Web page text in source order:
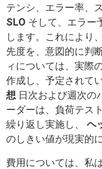
テンシ、エラー率、
SLO そして、エラー
します。これにより
先度を、意図的に判
ィについては、実際
作成し、予定されて
想 日次および週次の
ーダーは、負荷テス
繰り返し実施し、 ヘ
のしきい値が現実的
費用については、私